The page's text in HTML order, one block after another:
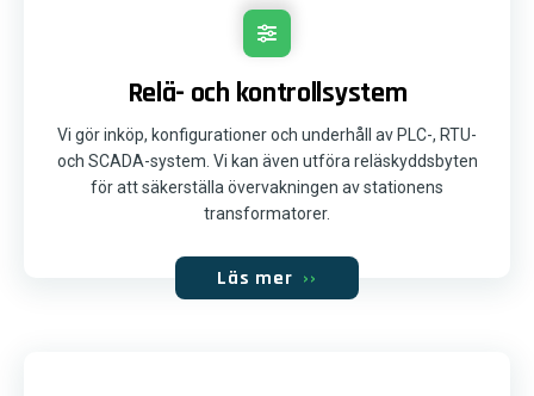
Relä- och kontrollsystem
Vi gör inköp, konfigurationer och underhåll av PLC-, RTU-
och SCADA-system. Vi kan även utföra reläskyddsbyten
för att säkerställa övervakningen av stationens
transformatorer.
Läs mer ››